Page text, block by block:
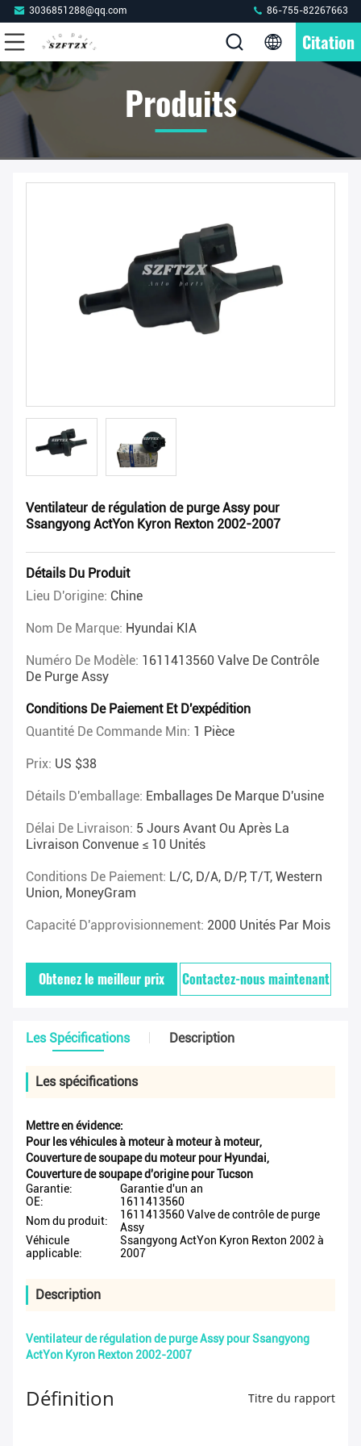
3036851288@qq.com 86-755-82267663
Citation
Produits
Ventilateur de régulation de purge Assy pour
Ssangyong ActYon Kyron Rexton 2002-2007
Détails Du Produit
Lieu D'origine: Chine
Nom De Marque: Hyundai KIA
Numéro De Modèle: 1611413560 Valve De Contrôle
De Purge Assy
Conditions De Paiement Et D'expédition
Quantité De Commande Min: 1 Pièce
Prix: US $38
Détails D'emballage: Emballages De Marque D'usine
Délai De Livraison: 5 Jours Avant Ou Après La
Livraison Convenue ≤ 10 Unités
Conditions De Paiement: L/C, D/A, D/P, T/T, Western
Union, MoneyGram
Capacité D'approvisionnement: 2000 Unités Par Mois
Obtenez le meilleur prix Contactez-nous maintenant
Les Spécifications Description
Les spécifications
Mettre en évidence:
Pour les véhicules à moteur à moteur à moteur,
Couverture de soupape du moteur pour Hyundai,
Couverture de soupape d'origine pour Tucson
Garantie:
Garantie d'un an
OE:
1611413560
Nom du produit:
1611413560 Valve de contrôle de purge
Assy
Véhicule
applicable:
Ssangyong ActYon Kyron Rexton 2002 à
2007
Description
Ventilateur de régulation de purge Assy pour Ssangyong
ActYon Kyron Rexton 2002-2007
Définition Titre du rapport